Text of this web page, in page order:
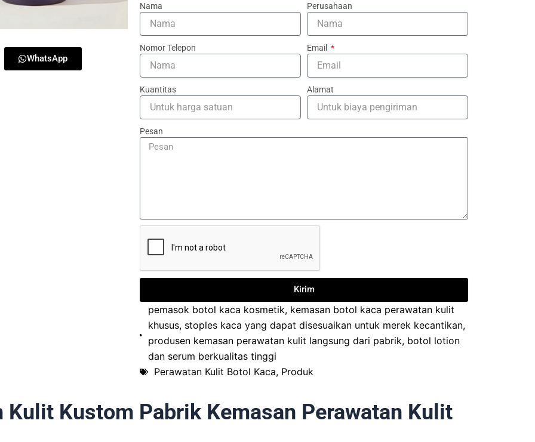
WhatsApp
Nama Perusahaan
Nomor Telepon Email
Kuantitas Alamat
Pesan
Kirim
pemasok botol kaca kosmetik, kemasan botol kaca perawatan kulit
khusus, stoples kaca yang dapat disesuaikan untuk merek kecantikan,
produsen kemasan perawatan kulit langsung dari pabrik, botol lotion
dan serum berkualitas tinggi
Perawatan Kulit Botol Kaca, Produk
Kulit Kustom Pabrik Kemasan Perawatan Kulit